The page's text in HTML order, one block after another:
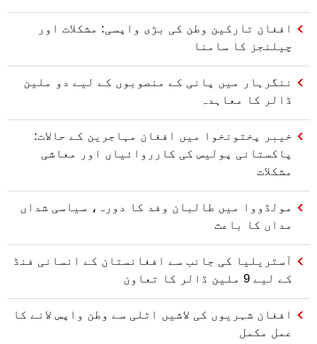
افغان تارکین وطن کی بڑی واپسی: مشکلات اور
چیلنجز کا سامنا
ننگرہار میں پانی کے منصوبوں کے لیے دو ملین
ڈالر کا معاہدہ
خیبر پختونخوا میں افغان مہاجرین کے حالات:
پاکستانی پولیس کی کارروائیاں اور معاشی
مشکلات
مولڈووا میں طالبان وفد کا دورہ، سیاسی شداں
مداں کا باعث
آسٹریلیا کی جانب سے افغانستان کے انسانی فنڈ
کے لیے 9 ملین ڈالر کا تعاون
افغان شہریوں کی لاشیں اٹلی سے وطن واپس لانے کا
عمل مکمل